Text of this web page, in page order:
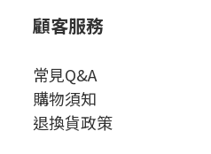
顧客服務
常見Q&A
購物須知
退換貨政策